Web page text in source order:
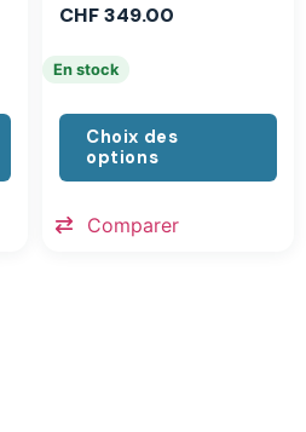
CHF349.00
En stock
Choix des
options
Comparer